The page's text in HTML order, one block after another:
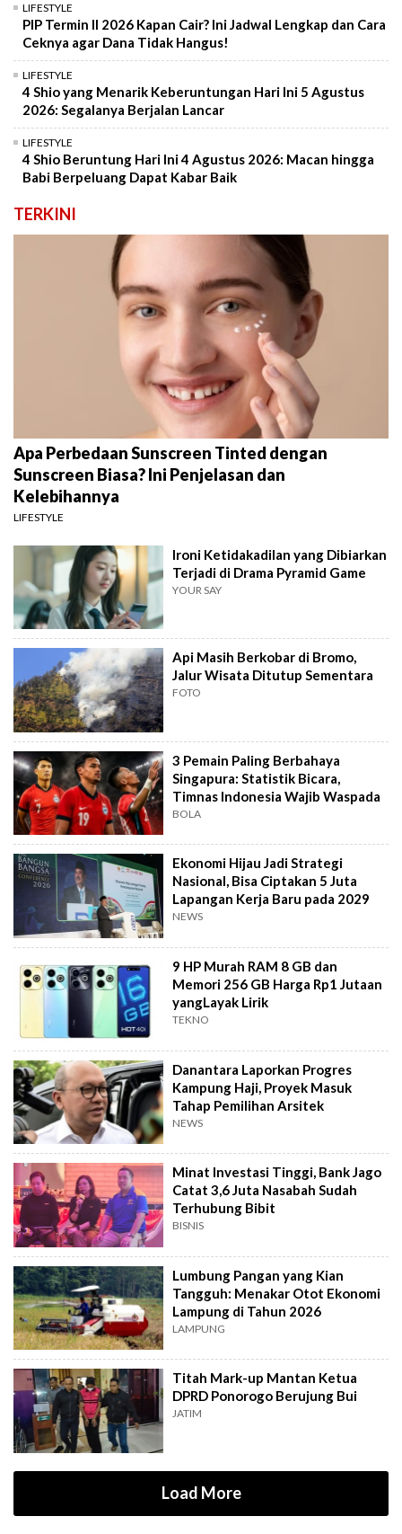
LIFESTYLE
PIP Termin II 2026 Kapan Cair? Ini Jadwal Lengkap dan Cara
Ceknya agar Dana Tidak Hangus!
LIFESTYLE
4 Shio yang Menarik Keberuntungan Hari Ini 5 Agustus
2026: Segalanya Berjalan Lancar
LIFESTYLE
4 Shio Beruntung Hari Ini 4 Agustus 2026: Macan hingga
Babi Berpeluang Dapat Kabar Baik
TERKINI
Apa Perbedaan Sunscreen Tinted dengan
Sunscreen Biasa? Ini Penjelasan dan
Kelebihannya
LIFESTYLE
Ironi Ketidakadilan yang Dibiarkan
Terjadi di Drama Pyramid Game
YOUR SAY
Api Masih Berkobar di Bromo,
Jalur Wisata Ditutup Sementara
FOTO
3 Pemain Paling Berbahaya
Singapura: Statistik Bicara,
Timnas Indonesia Wajib Waspada
BOLA
Ekonomi Hijau Jadi Strategi
Nasional, Bisa Ciptakan 5 Juta
Lapangan Kerja Baru pada 2029
NEWS
9 HP Murah RAM 8 GB dan
Memori 256 GB Harga Rp1 Jutaan
yangLayak Lirik
TEKNO
Danantara Laporkan Progres
Kampung Haji, Proyek Masuk
Tahap Pemilihan Arsitek
NEWS
Minat Investasi Tinggi, Bank Jago
Catat 3,6 Juta Nasabah Sudah
Terhubung Bibit
BISNIS
Lumbung Pangan yang Kian
Tangguh: Menakar Otot Ekonomi
Lampung di Tahun 2026
LAMPUNG
Titah Mark-up Mantan Ketua
DPRD Ponorogo Berujung Bui
JATIM
Load More